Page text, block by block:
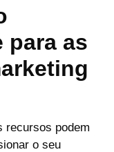
para as
recursos podem
o seu